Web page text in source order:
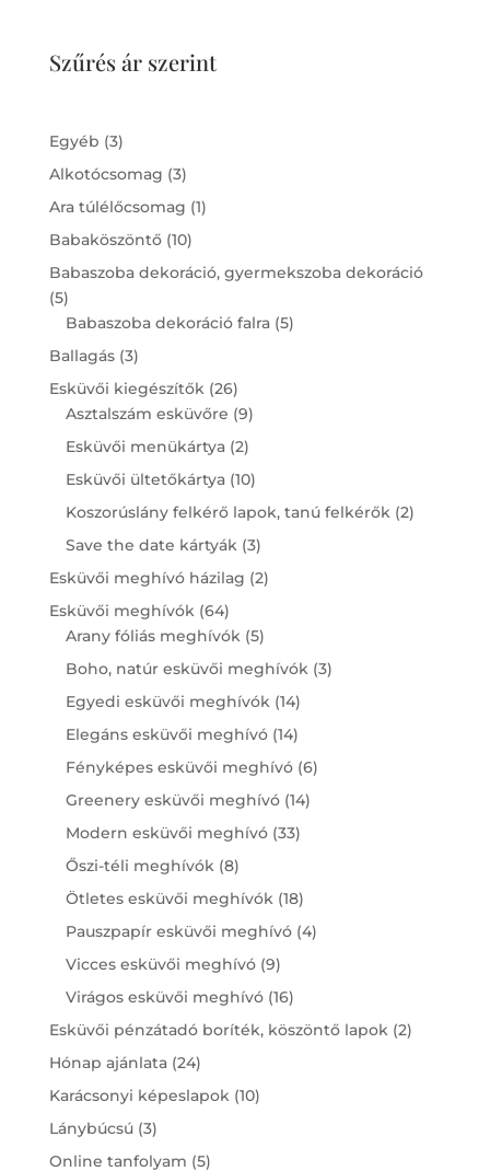
Szűrés ár szerint
Egyéb 33
products
Alkotócsomag 33
products
Ara túlélőcsomag 11
Babaköszöntő 1010
products
Babaszoba dekoráció, gyermekszoba dekoráció
55
products
Babaszoba dekoráció falra 55
Ballagás 33
products
Esküvői kiegészítők 2626
products
Asztalszám esküvőre 99
products
Esküvői menükártya 22
products
Esküvői ültetőkártya 1010
products
Koszorúslány felkérő lapok, tanú felkérők 22
Save the date kártyák 33
products
Esküvői meghívó házilag 22
Esküvői meghívók 6464
products
Arany fóliás meghívók 55
products
Boho, natúr esküvői meghívók 33
Egyedi esküvői meghívók 1414
products
Elegáns esküvői meghívó 1414
products
Fényképes esküvői meghívó 66
Greenery esküvői meghívó 1414
Modern esküvői meghívó 3333
Őszi-téli meghívók 88
products
Ötletes esküvői meghívók 1818
products
Pauszpapír esküvői meghívó 44
Vicces esküvői meghívó 99
products
Virágos esküvői meghívó 1616
products
Esküvői pénzátadó boríték, köszöntő lapok 22
Hónap ajánlata 2424
products
Karácsonyi képeslapok 1010
Lánybúcsú 33
products
Online tanfolyam 55